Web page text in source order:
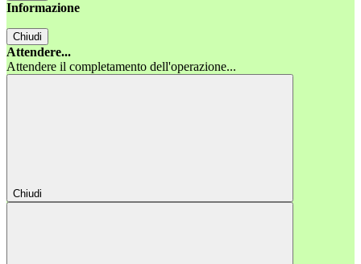
Informazione
Chiudi
Attendere...
Attendere il completamento dell'operazione...
Chiudi